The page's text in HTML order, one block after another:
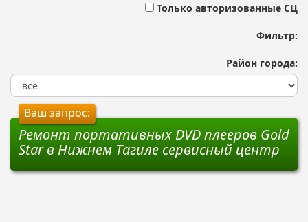
Только авторизованные СЦ
Фильтр:
Район города:
Ваш запрос:
Ремонт портативных DVD плееров Gold
Star в Нижнем Тагиле сервисный центр